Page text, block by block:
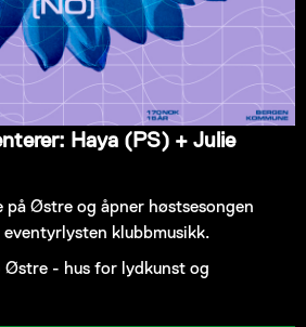
Haya (PS) + Julie
på Østre og åpner høstsesongen
klubbmusikk.
Østre - hus for lydkunst og